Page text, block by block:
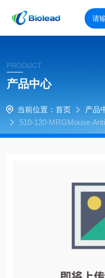
PRODUCT
产品中心
当前位置： 首页 产品
510-120-MRGMouse
6 tests